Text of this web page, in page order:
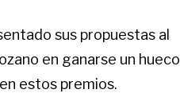
sus propuestas al
en ganarse un hueco
estos premios.